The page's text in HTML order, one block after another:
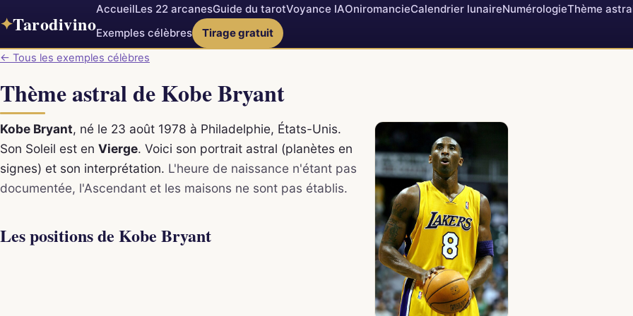
✦Tarodivino
AccueilLes 22 arcanesGuide du tarotVoyance IAOniromancieCalendrier lunaireNumérologieThème
Exemples célèbres
Tirage gratuit
← Tous les exemples célèbres
Thème astral de Kobe Bryant
Kobe Bryant, né le 23 août 1978 à Philadelphie, États-Unis.
Son Soleil est en Vierge. Voici son portrait astral (planètes en
signes) et son interprétation. L'heure de naissance n'étant pas
documentée, l'Ascendant et les maisons ne sont pas établis.
Les positions de Kobe Bryant